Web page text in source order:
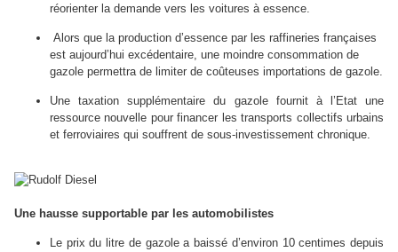
réorienter la demande vers les voitures à essence.
Alors que la production d’essence par les raffineries françaises
est aujourd’hui excédentaire, une moindre consommation de
gazole permettra de limiter de coûteuses importations de gazole.
Une taxation supplémentaire du gazole fournit à l’Etat une
ressource nouvelle pour financer les transports collectifs urbains
et ferroviaires qui souffrent de sous-investissement chronique.
Une hausse supportable par les automobilistes
Le prix du litre de gazole a baissé d’environ 10 centimes depuis